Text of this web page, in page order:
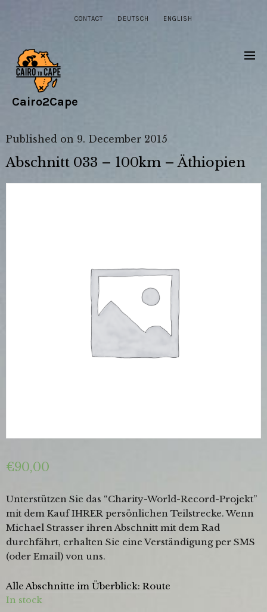
CONTACT DEUTSCH ENGLISH
Cairo2Cape
Published on 9. December 2015
Abschnitt 033 – 100km – Äthiopien
€90,00
Unterstützen Sie das “Charity-World-Record-Projekt”
mit dem Kauf IHRER persönlichen Teilstrecke. Wenn
Michael Strasser ihren Abschnitt mit dem Rad
durchfährt, erhalten Sie eine Verständigung per SMS
(oder Email) von uns.
Alle Abschnitte im Überblick: Route
In stock